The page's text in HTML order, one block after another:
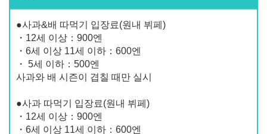
●사과&배 따먹기 입장료(원내 뷔페)
・12세 이상：900엔
・6세 이상 11세 이하：600엔
・ 5세 이하：500엔
사과와 배 시즌이 겹칠 때만 실시
●사과 따먹기 입장료(원내 뷔페)
・12세 이상：900엔
・6세 이상 11세 이하：600엔